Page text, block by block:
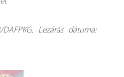
Lezárás dátuma: